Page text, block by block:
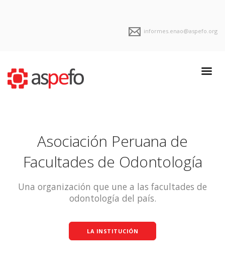
informes.enao@aspefo.org
Asociación Peruana de
Facultades de Odontología
Una organización que une a las facultades de
odontología del país.
LA INSTITUCIÓN